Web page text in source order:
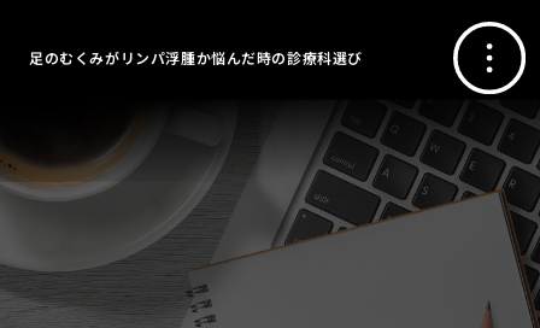
足のむくみがリンパ浮腫か悩んだ時の診療科選び